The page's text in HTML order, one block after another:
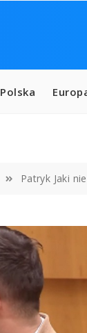
Polska
Patryk Jaki